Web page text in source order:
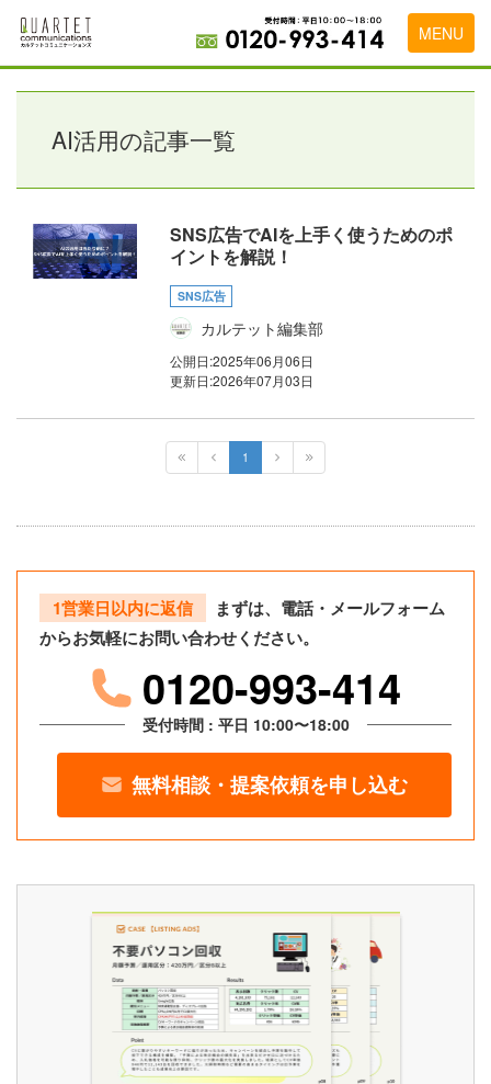
MENU
トップページ
料金表
初めて導入をお考えの方
代理店の乗り換えをお考えの方
広告代理店・HP制作会社様へ
お申し込みから運用開始までの流れ
AI活用の記事一覧
SNS広告でAIを上手く使うためのポ
イントを解説！
SNS広告
カルテット編集部
公開日:2025年06月06日
更新日:2026年07月03日
1
1営業日以内に返信
まずは、電話・メールフォーム
からお気軽にお問い合わせください。
0120-993-414
受付時間 : 平日 10:00〜18:00
無料相談・提案依頼を申し込む